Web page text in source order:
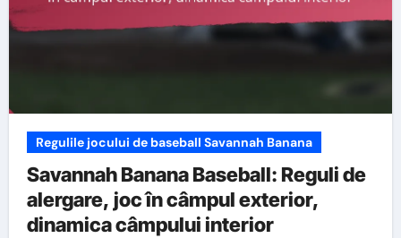
Regulile jocului de baseball Savannah Banana
Savannah Banana Baseball: Reguli de
alergare, joc în câmpul exterior,
dinamica câmpului interior